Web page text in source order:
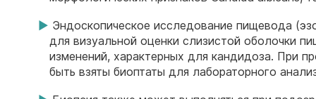
Эндоскопическое исследование пищевода
для визуальной оценки слизистой оболочки
изменений, характерных для кандидоза. При
быть взяты биоптаты для лабораторного